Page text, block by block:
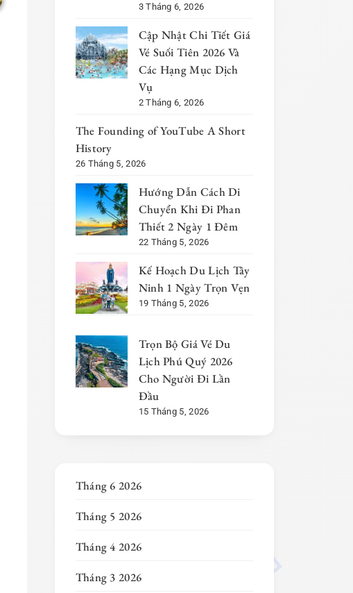
3 Tháng 6, 2026
Cập Nhật Chi Tiết Giá
Vé Suối Tiên 2026 Và
Các Hạng Mục Dịch
Vụ
2 Tháng 6, 2026
The Founding of YouTube A Short
History
26 Tháng 5, 2026
Hướng Dẫn Cách Di
Chuyển Khi Đi Phan
Thiết 2 Ngày 1 Đêm
22 Tháng 5, 2026
Kế Hoạch Du Lịch Tây
Ninh 1 Ngày Trọn Vẹn
19 Tháng 5, 2026
Trọn Bộ Giá Vé Du
Lịch Phú Quý 2026
Cho Người Đi Lần
Đầu
15 Tháng 5, 2026
Tháng 6 2026
Tháng 5 2026
Tháng 4 2026
Tháng 3 2026